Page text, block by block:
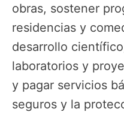
obras, sostener
residencias y
desarrollo
laboratorios y
y pagar servicios
seguros y la